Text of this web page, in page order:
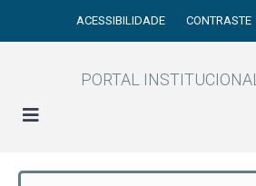
ACESSIBILIDADE CONTRASTE
PORTAL INSTITUCIONAL